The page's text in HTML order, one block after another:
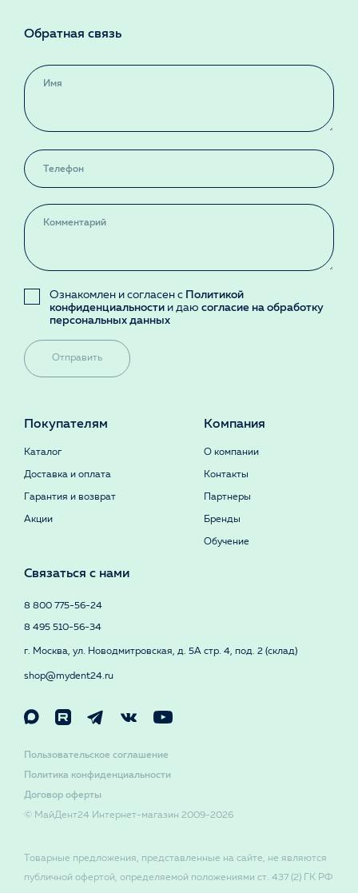
Обратная связь
Ознакомлен и согласен с Политикой
конфиденциальности и даю согласие на обработку
персональных данных
Отправить
Покупателям
Каталог
Доставка и оплата
Гарантия и возврат
Акции
Компания
О компании
Контакты
Партнеры
Бренды
Обучение
Связаться с нами
8 800 775-56-24
8 495 510-56-34
г. Москва, ул. Новодмитровская, д. 5А стр. 4, под. 2 (склад)
shop@mydent24.ru
© МайДент24 Интернет-магазин 2009-2026
Договор оферты
Политика конфиденциальности
Пользовательское соглашение
Товарные предложения, представленные на сайте, не являются
публичной офертой, определяемой положениями ст. 437 (2) ГК РФ